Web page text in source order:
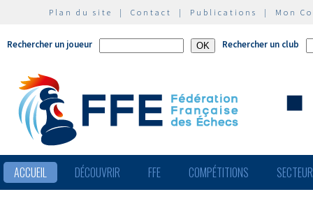
Plan du site | Contact | Publications | Mon
Rechercher un joueur Rechercher un club
ACCUEIL DÉCOUVRIR FFE COMPÉTITIONS